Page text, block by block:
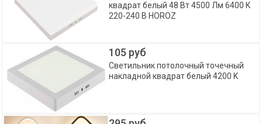
квадрат белый 48 Вт 4500 Лм 6400 K
220-240 В HOROZ
105 руб
Светильник потолочный точечный
накладной квадрат белый 4200 K